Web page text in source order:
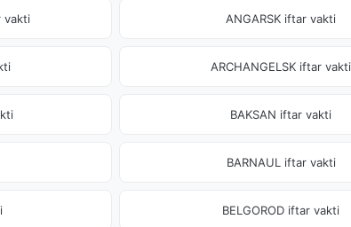
vakti ANGARSK iftar vakti
ARCHANGELSK iftar vakti
BAKSAN iftar vakti
BARNAUL iftar vakti
BELGOROD iftar vakti